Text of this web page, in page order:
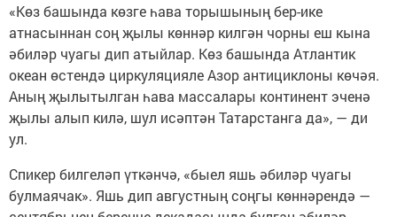
«Көз башында көзге һава торышының бер-ике
атнасыннан соң җылы көннәр килгән чорны еш кына
әбиләр чуагы дип атыйлар. Көз башында Атлантик
океан өстендә циркуляцияле Азор антициклоны көчәя.
Аның җылытылган һава массалары континент эченә
җылы алып килә, шул исәптән Татарстанга да», — ди
ул.
Спикер билгеләп үткәнчә, «быел яшь әбиләр чуагы
булмаячак». Яшь дип августның соңгы көннәрендә —